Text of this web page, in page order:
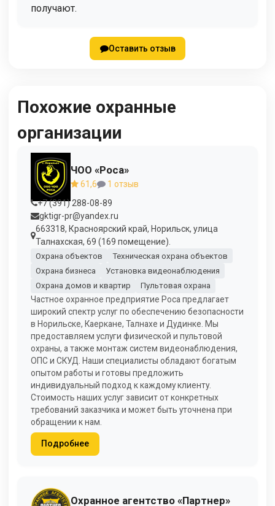
получают.
Оставить отзыв
Похожие охранные
организации
ЧОО «Роса»
61,6
1 отзыв
+7 (391) 288-08-89
gktigr-pr@yandex.ru
663318, Красноярский край, Норильск, улица
Талнахская, 69 (169 помещение).
Охрана объектов
Техническая охрана объектов
Охрана бизнеса
Установка видеонаблюдения
Охрана домов и квартир
Пультовая охрана
Частное охранное предприятие Роса предлагает
широкий спектр услуг по обеспечению безопасности
в Норильске, Каеркане, Талнахе и Дудинке. Мы
предоставляем услуги физической и пультовой
охраны, а также монтаж систем видеонаблюдения,
ОПС и СКУД. Наши специалисты обладают богатым
опытом работы и готовы предложить
индивидуальный подход к каждому клиенту.
Стоимость наших услуг зависит от конкретных
требований заказчика и может быть уточнена при
обращении к нам.
Подробнее
Охранное агентство «Партнер»